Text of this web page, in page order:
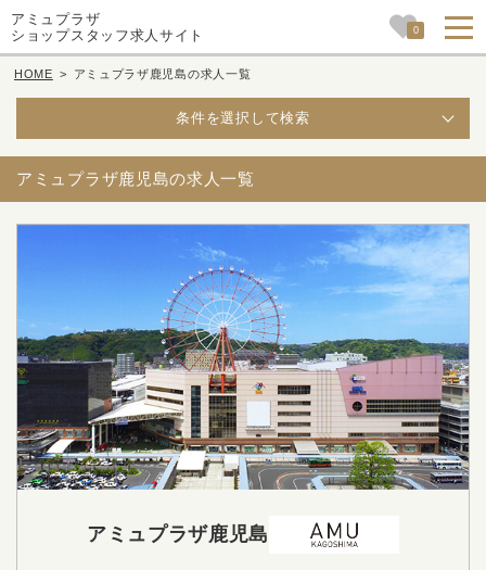
アミュプラザ
ショップスタッフ求人サイト
0
HOME > アミュプラザ鹿児島の求人一覧
条件を選択して検索
アミュプラザ鹿児島の求人一覧
アミュプラザ鹿児島